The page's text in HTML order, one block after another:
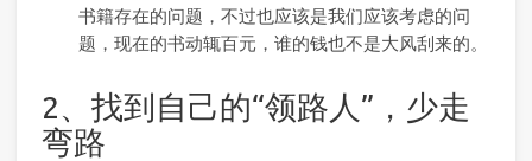
书籍存在的问题，不过也应该是我们应该考虑的问
题，现在的书动辄百元，谁的钱也不是大风刮来的。
2、找到自己的“领路人”，少走
弯路